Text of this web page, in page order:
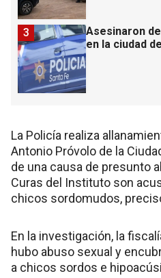
Asesinaron
en la ciudad
3
La Policía realiza
Antonio Próvolo de la
de una causa de presunto
Curas del Instituto son
chicos sordomudos,
En la investigación, la
hubo abuso sexual y
a chicos sordos e